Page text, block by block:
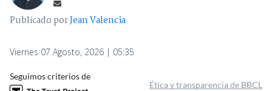
Publicado porJean Valencia
Viernes 07 Agosto, 2026 | 05:35
Seguimos criterios de
Ética y transparencia de BBCL